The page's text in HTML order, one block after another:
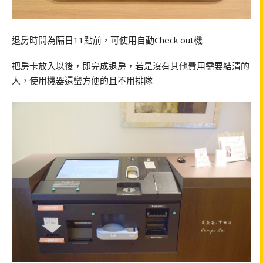
退房時間為隔日11點前，可使用自動Check out機
把房卡放入以後，即完成退房，若是沒有其他費用需要結清的
人，使用機器還蠻方便的且不用排隊